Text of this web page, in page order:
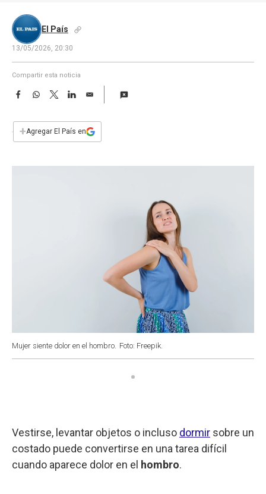
El País
13/05/2026, 20:30
Compartir esta noticia
F
e
b
W
s
T
w
t
L
E
i
l
+Agregar El País en
Mujer siente dolor en el hombro. Foto: Freepik.
Vestirse, levantar objetos o incluso dormir sobre un
costado puede convertirse en una tarea difícil
cuando aparece dolor en el hombro.